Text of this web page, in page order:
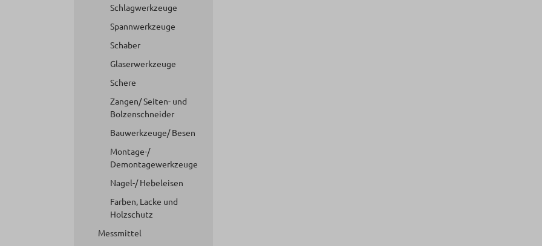
Schlagwerkzeuge
Spannwerkzeuge
Schaber
Glaserwerkzeuge
Schere
Zangen/ Seiten- und
Bolzenschneider
Bauwerkzeuge/ Besen
Montage-/
Demontagewerkzeuge
Nagel-/ Hebeleisen
Farben, Lacke und
Holzschutz
Messmittel